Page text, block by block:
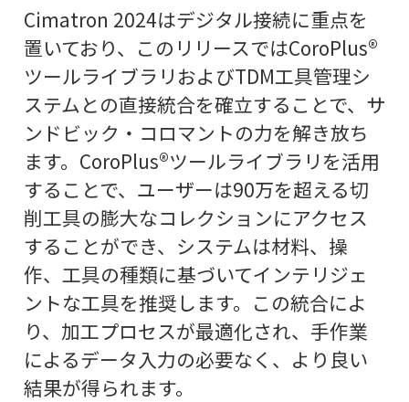
Cimatron 2024はデジタル接続に重点を
置いており、このリリースではCoroPlus®
ツールライブラリおよびTDM工具管理シ
ステムとの直接統合を確立することで、サ
ンドビック・コロマントの力を解き放ち
ます。CoroPlus®ツールライブラリを活用
することで、ユーザーは90万を超える切
削工具の膨大なコレクションにアクセス
することができ、システムは材料、操
作、工具の種類に基づいてインテリジェ
ントな工具を推奨します。この統合によ
り、加工プロセスが最適化され、手作業
によるデータ入力の必要なく、より良い
結果が得られます。